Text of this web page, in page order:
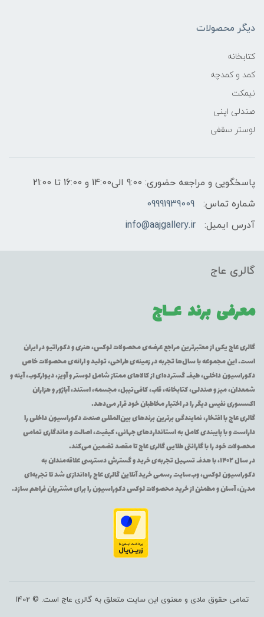
دیگر محصولات
کتابخانه
کمد و کمدچه
نیمکت
صندلی اپنی
لوستر سقفی
پاسخگویی و مراجعه حضوری: 9:00 الی14:00 و 16:00 تا 21:00
شماره تماس:
09991939009
آدرس ایمیل:
info@aajgallery.ir
گالری عاج
معرفی برند عــاج
گالری عاج یکی از معتبرترین مراجع عرضه‌ی محصولات لوکس، هنری و دکوراتیو در ایران
است. این مجموعه با سال‌ها تجربه در زمینه‌ی طراحی، تولید و ارائه‌ی محصولات خاص
دکوراسیون داخلی، طیف گسترده‌ای از کالاهای ممتاز شامل لوستر و آویز، دیوارکوب، آینه و
شمعدان، میز و صندلی، کتابخانه، قاب، کافی‌تیبل، مجسمه، استند، آباژور و هزاران
اکسسوری نفیس دیگر را در اختیار مخاطبان خود قرار می‌دهد.
گالری عاج با افتخار، نمایندگی برترین برندهای بین‌المللی صنعت دکوراسیون داخلی را
داراست و با پایبندی کامل به استانداردهای جهانی، کیفیت، اصالت و ماندگاری تمامی
محصولات خود را با گارانتی طلایی گالری عاج تا مقصد تضمین می‌کند.
در سال ۱۴۰۲، با هدف تسهیل تجربه‌ی خرید و گسترش دسترسی علاقه‌مندان به
دکوراسیون لوکس، وب‌سایت رسمی خرید آنلاین گالری عاج راه‌اندازی شد تا تجربه‌ای
مدرن، آسان و مطمئن از خرید محصولات لوکس دکوراسیون را برای مشتریان فراهم سازد.
تمامی حقوق مادی و معنوی این سایت متعلق به گالری عاج است. © 1402